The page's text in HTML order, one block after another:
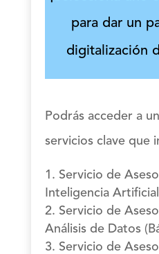
para dar un
digitalización
Podrás acceder a
servicios clave que
Servicio de
Inteligencia Artificial
Servicio de
Análisis de Datos
Servicio de